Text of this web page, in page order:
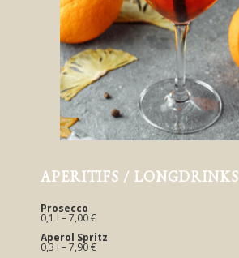
APERITIFS / LONGDRINKS
Prosecco
0,1 l – 7,00 €
Aperol Spritz
0,3 l – 7,90 €